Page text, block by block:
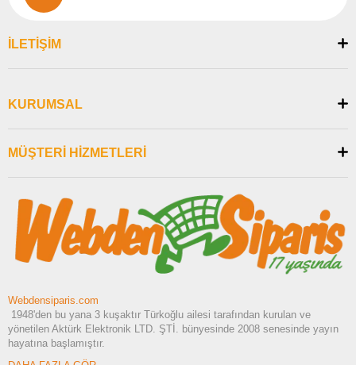
İLETİŞİM
KURUMSAL
MÜŞTERİ HİZMETLERİ
Webdensiparis.com
1948'den bu yana 3 kuşaktır Türkoğlu ailesi tarafından kurulan ve
yönetilen Aktürk Elektronik LTD. ŞTİ. bünyesinde 2008 senesinde yayın
hayatına başlamıştır.